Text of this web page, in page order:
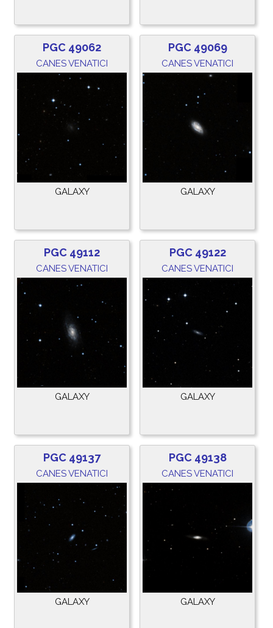
PGC 49062
CANES VENATICI
GALAXY
PGC 49069
CANES VENATICI
GALAXY
PGC 49112
CANES VENATICI
GALAXY
PGC 49122
CANES VENATICI
GALAXY
PGC 49137
CANES VENATICI
GALAXY
PGC 49138
CANES VENATICI
GALAXY